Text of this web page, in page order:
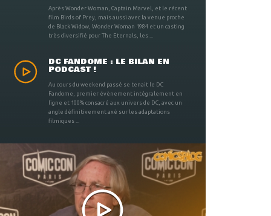
Après Wonder Woman, Captain Marvel, et le récent
film Birds of Prey, mais aussi avec la venue proche
de Black Widow, Wonder Woman 1984 et un casting
très diversifié pour The Eternals, les ...
DC FANDOME : LE BILAN EN
PODCAST !
Au cours du weekend passé se tenait le DC
Fandome, premier évènement intégralement en
ligne et 100% consacré aux univers de DC, avec un
angle définitivement axé sur les adaptations
filmiques ...